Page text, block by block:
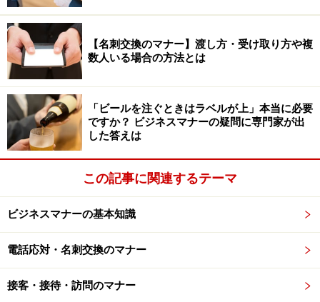
このような場合は、返信した方がよいのか悩むところで
す。
基本的には、
届いた場合は必ず返信します。
そのほか、個人的に親しくしている人や、お世話になっ
た人には返信
す。
また、今後も企業間の関係が続く場合は、返信した方が
よいでしょう。
【名刺交換のマナー】渡し方・受け取り方や複
数人いる場合の方法とは
「ビールを注ぐときはラベルが上」本当に必要
ですか？ ビジネスマナーの疑問に専門家が出
した答えは
この記事に関連するテーマ
ビジネスマナーの基本知識
電話応対・名刺交換のマナー
接客・接待・訪問のマナー